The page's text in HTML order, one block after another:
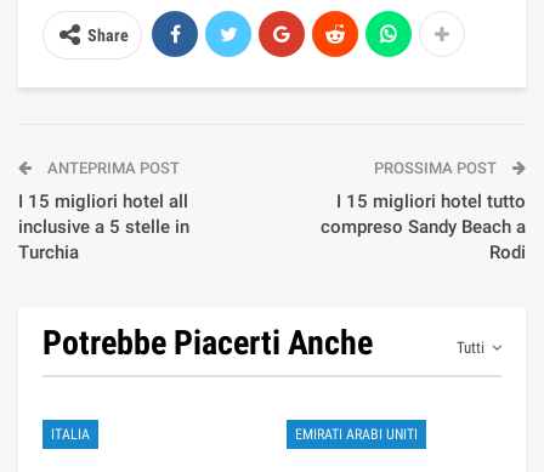
Share
ANTEPRIMA POST
I 15 migliori hotel all
inclusive a 5 stelle in
Turchia
PROSSIMA POST
I 15 migliori hotel tutto
compreso Sandy Beach a
Rodi
Tutti
Potrebbe Piacerti Anche
ITALIA EMIRATI ARABI UNITI